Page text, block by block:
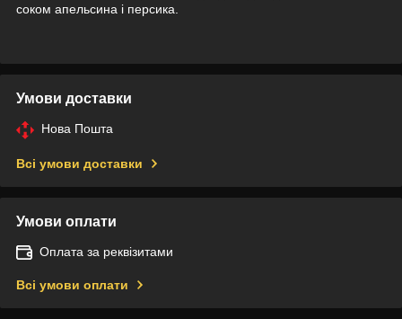
соком апельсина і персика.
Умови доставки
Нова Пошта
Всі умови доставки
Умови оплати
Оплата за реквізитами
Всі умови оплати